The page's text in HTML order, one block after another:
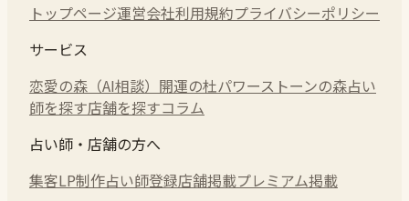
トップページ運営会社利用規約プライバシーポリシー
サービス
恋愛の森（AI相談） 開運の杜パワーストーンの森占い
師を探す店舗を探すコラム
占い師・店舗の方へ
集客LP制作占い師登録店舗掲載プレミアム掲載